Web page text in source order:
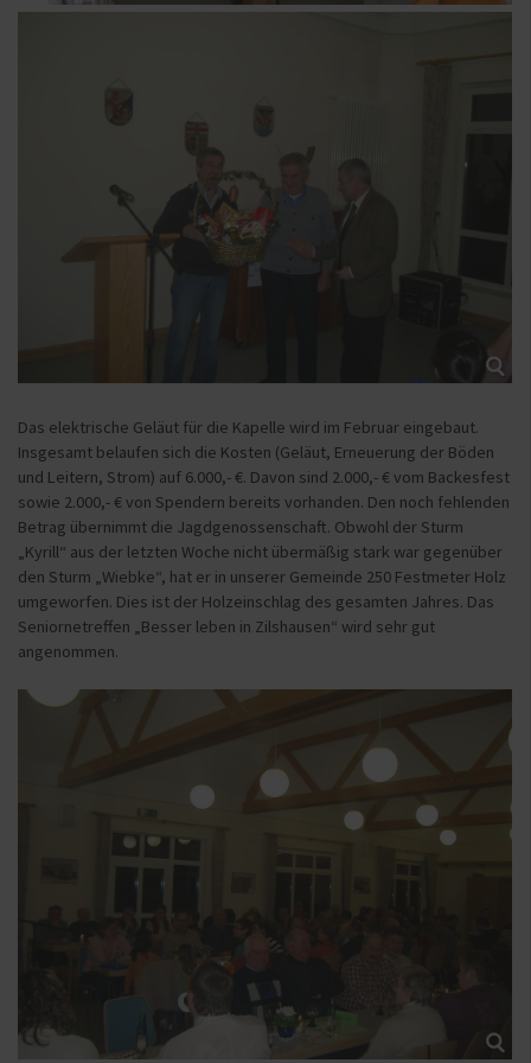
Das elektrische Geläut für die Kapelle wird im Februar eingebaut.
Insgesamt belaufen sich die Kosten (Geläut, Erneuerung der Böden
und Leitern, Strom) auf 6.000,- €. Davon sind 2.000,- € vom Backesfest
sowie 2.000,- € von Spendern bereits vorhanden. Den noch fehlenden
Betrag übernimmt die Jagdgenossenschaft. Obwohl der Sturm
„Kyrill“ aus der letzten Woche nicht übermäßig stark war gegenüber
den Sturm „Wiebke“, hat er in unserer Gemeinde 250 Festmeter Holz
umgeworfen. Dies ist der Holzeinschlag des gesamten Jahres. Das
Seniornetreffen „Besser leben in Zilshausen“ wird sehr gut
angenommen.